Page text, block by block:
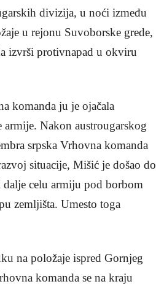
divizija, u noći između
u rejonu Suvoborske grede,
izvrši protivnapad u okviru
komanda ju je ojačala
Nakon austrougarskog
srpska Vrhovna komanda
situacije, Mišić je došao do
celu armiju pod borbom
zemljišta. Umesto toga
na položaje ispred Gornjeg
komanda se na kraju